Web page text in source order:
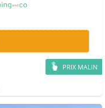
PRIX MALIN